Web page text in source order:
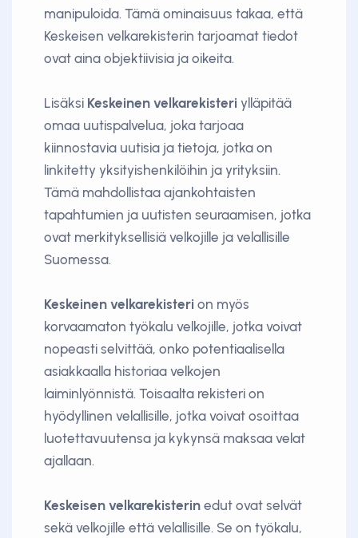
manipuloida. Tämä ominaisuus takaa, että
Keskeisen velkarekisterin tarjoamat tiedot
ovat aina objektiivisia ja oikeita.
Lisäksi Keskeinen velkarekisteri ylläpitää
omaa uutispalvelua, joka tarjoaa
kiinnostavia uutisia ja tietoja, jotka on
linkitetty yksityishenkilöihin ja yrityksiin.
Tämä mahdollistaa ajankohtaisten
tapahtumien ja uutisten seuraamisen, jotka
ovat merkityksellisiä velkojille ja velallisille
Suomessa.
Keskeinen velkarekisteri on myös
korvaamaton työkalu velkojille, jotka voivat
nopeasti selvittää, onko potentiaalisella
asiakkaalla historiaa velkojen
laiminlyönnistä. Toisaalta rekisteri on
hyödyllinen velallisille, jotka voivat osoittaa
luotettavuutensa ja kykynsä maksaa velat
ajallaan.
Keskeisen velkarekisterin edut ovat selvät
sekä velkojille että velallisille. Se on työkalu,